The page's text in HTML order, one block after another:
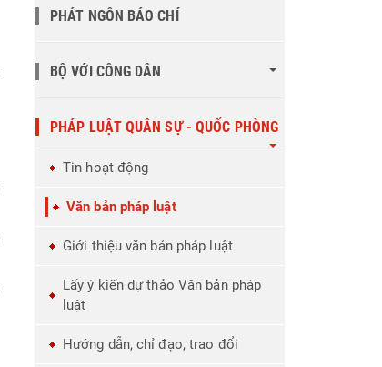
PHÁT NGÔN BÁO CHÍ
BỘ VỚI CÔNG DÂN
PHÁP LUẬT QUÂN SỰ - QUỐC PHÒNG
Tin hoạt động
Văn bản pháp luật
Giới thiệu văn bản pháp luật
Lấy ý kiến dự thảo Văn bản pháp
luật
Hướng dẫn, chỉ đạo, trao đổi